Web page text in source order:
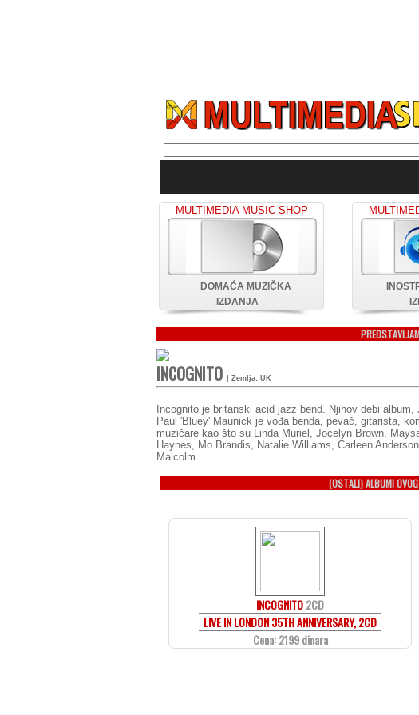
MULTIMEDIA MUSIC SHOP
DOMAĆA MUZIČKA
IZDANJA
INCOGNITO | Zemlja: UK
Incognito je britanski acid jazz bend. Njihov debi
Paul 'Bluey' Maunick je vođa benda, pevač, gitarista,
muzičare kao što su Linda Muriel, Jocelyn Brown,
Haynes, Mo Brandis, Natalie Williams, Carleen
Malcolm....
(OSTALI) ALBUMI
INCOGNITO2CD
LIVE IN LONDON 35TH ANNIVERSARY, 2CD
Cena: 2199 dinara